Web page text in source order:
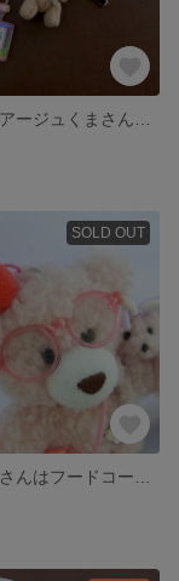
SOLD OUT